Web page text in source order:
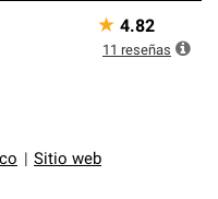
Sitio web
★ 4.82
11 reseñas